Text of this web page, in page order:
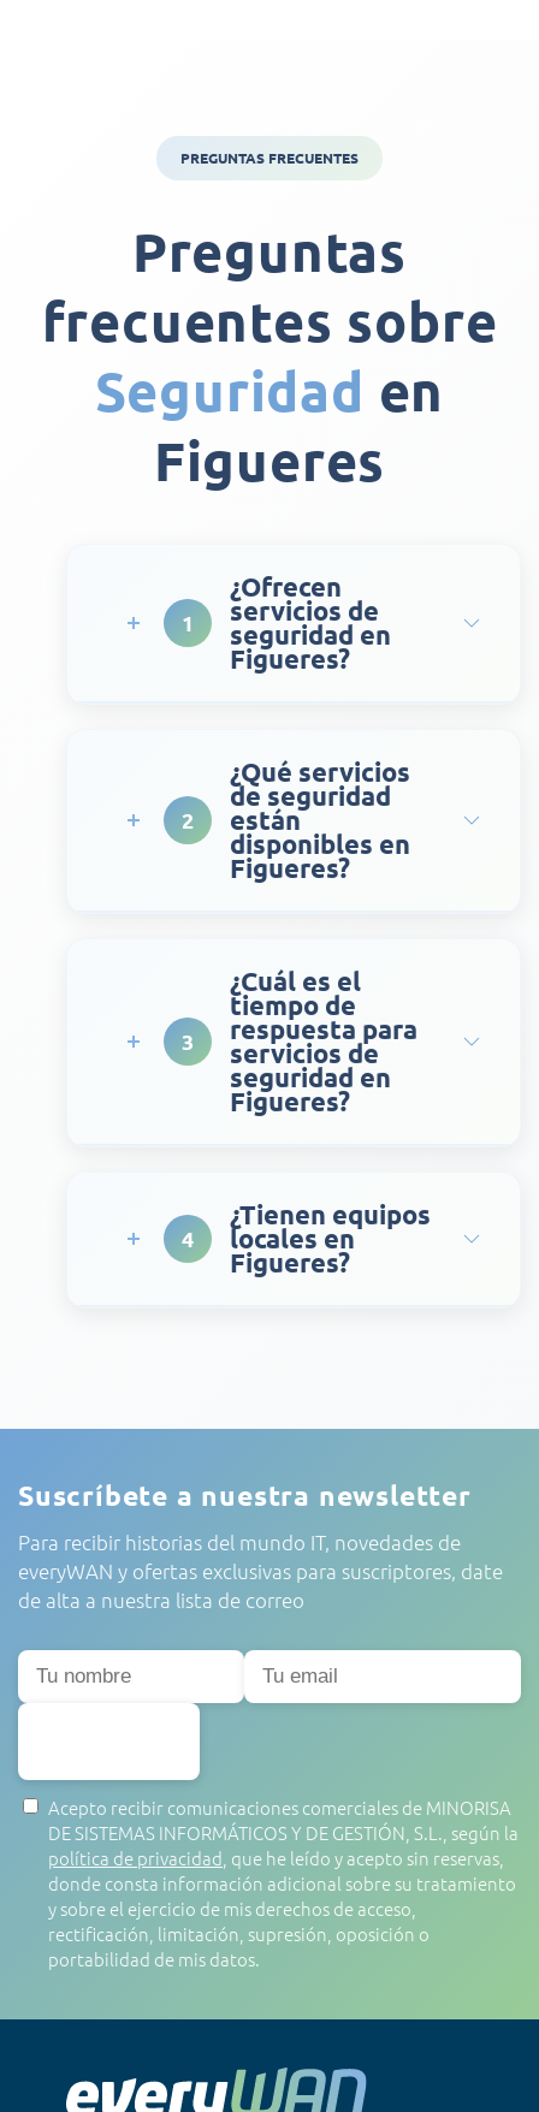
PREGUNTAS FRECUENTES
Preguntas
frecuentes sobre
Seguridad en
Figueres
1
¿Ofrecen
servicios de
seguridad en
Figueres?
2
¿Qué servicios
de seguridad
están
disponibles en
Figueres?
3
¿Cuál es el
tiempo de
respuesta para
servicios de
seguridad en
Figueres?
4
¿Tienen equipos
locales en
Figueres?
Suscríbete a nuestra newsletter
Para recibir historias del mundo IT, novedades de
everyWAN y ofertas exclusivas para suscriptores, date
de alta a nuestra lista de correo
Acepto recibir comunicaciones comerciales de MINORISA
DE SISTEMAS INFORMÁTICOS Y DE GESTIÓN, S.L., según la
política de privacidad , que he leído y acepto sin reservas,
donde consta información adicional sobre su tratamiento
y sobre el ejercicio de mis derechos de acceso,
rectificación, limitación, supresión, oposición o
portabilidad de mis datos.